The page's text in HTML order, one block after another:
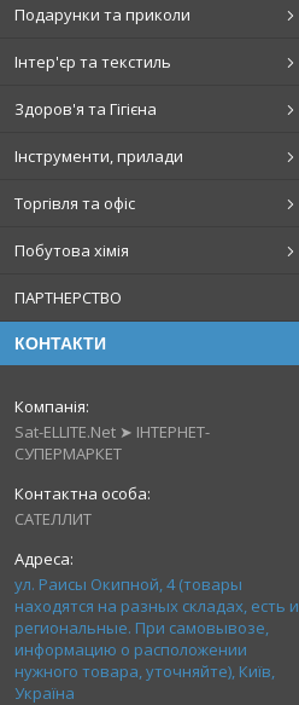
Подарунки та приколи
Інтер'єр та текстиль
Здоров'я та Гігієна
Інструменти, прилади
Торгівля та офіс
Побутова хімія
ПАРТНЕРСТВО
КОНТАКТИ
Sat-ELLITE.Net ➤ ІНТЕРНЕТ-
СУПЕРМАРКЕТ
САТЕЛЛИТ
ул. Раисы Окипной, 4 (товары
находятся на разных складах, есть и
региональные. При самовывозе,
информацию о расположении
нужного товара, уточняйте), Київ,
Україна